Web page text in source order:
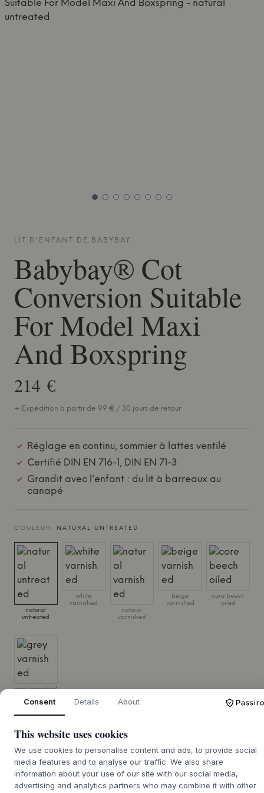
LIT D'ENFANT DE BABYBAY
Babybay® Cot
Conversion Suitable
For Model Maxi
And Boxspring
214 €
+ Expédition à partir de 99 € / 30 jours de retour
Réglage en continu, sommier à lattes ventilé
Certifié DIN EN 716-1, DIN EN 71-3
Grandit avec l'enfant : du lit à barreaux au
canapé
COULEUR: NATURAL UNTREATED
natural
untreated
white
varnished
natural
varnished
beige
varnished
core beech
oiled
grey varnished
AJOUTER AU PANIER
7-14 jours de délai de
livraison
Nous nous chargeons de vous le procurer
Consent Details About
This website uses cookies
We use cookies to personalise content and ads, to provide social
media features and to analyse our traffic. We also share
information about your use of our site with our social media,
advertising and analytics partners who may combine it with other